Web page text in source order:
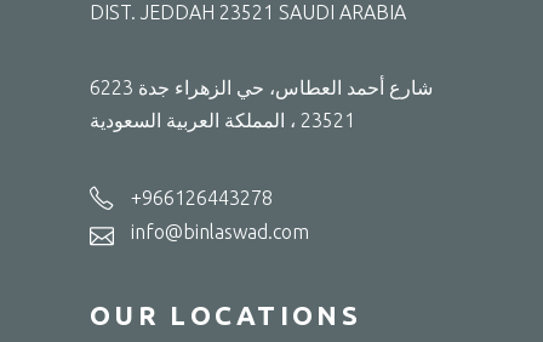
DIST. JEDDAH 23521 SAUDI ARABIA
6223 شارع أحمد العطاس، حي الزهراء جدة
23521 ، المملكة العربية السعودية
+966126443278
info@binlaswad.com
OUR LOCATIONS